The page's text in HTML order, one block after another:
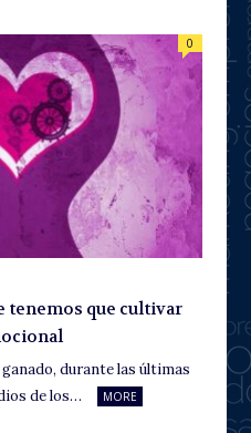
0
tenemos que cultivar
durante las últimas
de los…
MORE